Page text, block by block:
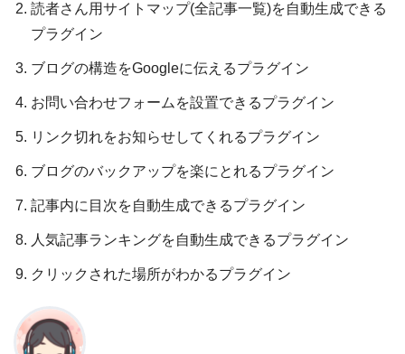
読者さん用サイトマップ(全記事一覧)を自動生成できる
プラグイン
ブログの構造をGoogleに伝えるプラグイン
お問い合わせフォームを設置できるプラグイン
リンク切れをお知らせしてくれるプラグイン
ブログのバックアップを楽にとれるプラグイン
記事内に目次を自動生成できるプラグイン
人気記事ランキングを自動生成できるプラグイン
クリックされた場所がわかるプラグイン